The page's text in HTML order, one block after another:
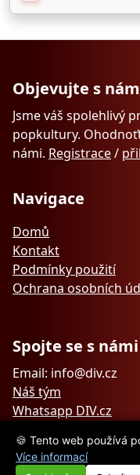
Objevujte s
Jsme váš spolehlivý
popkultury.
námi. Registrace/
Navigace
Domů
Kontakt
Podmínky použití
Ochrana osobních
Spojte se s námi
Email: info@div.cz
Náš tým
Whatsapp DIV.cz
🍪 Tento web používá
Více informací